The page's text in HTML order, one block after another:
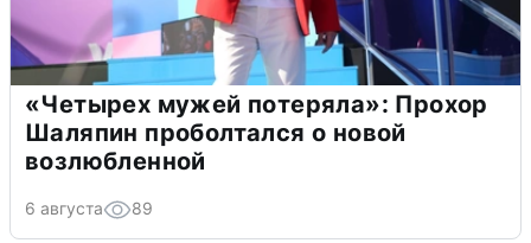
«Четырех мужей потеряла»: Прохор
Шаляпин проболтался о новой
возлюбленной
6 августа 89